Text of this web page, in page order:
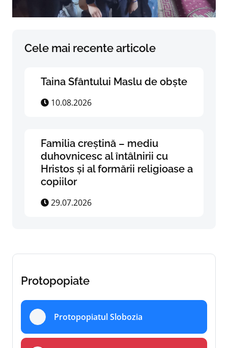
Cele mai recente articole
Taina Sfântului Maslu de obște
10.08.2026
Familia creștină – mediu
duhovnicesc al întâlnirii cu
Hristos și al formării religioase a
copiilor
29.07.2026
Protopopiate
Protopopiatul Slobozia